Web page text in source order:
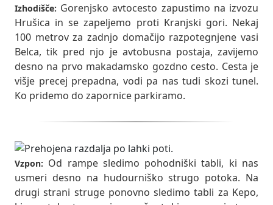
Izhodišče: Gorenjsko avtocesto zapustimo na izvozu
Hrušica in se zapeljemo proti Kranjski gori. Nekaj
100 metrov za zadnjo domačijo razpotegnjene vasi
Belca, tik pred njo je avtobusna postaja, zavijemo
desno na prvo makadamsko gozdno cesto. Cesta je
višje precej prepadna, vodi pa nas tudi skozi tunel.
Ko pridemo do zapornice parkiramo.
Vzpon: Od rampe sledimo pohodniški tabli, ki nas
usmeri desno na hudourniško strugo potoka. Na
drugi strani struge ponovno sledimo tabli za Kepo,